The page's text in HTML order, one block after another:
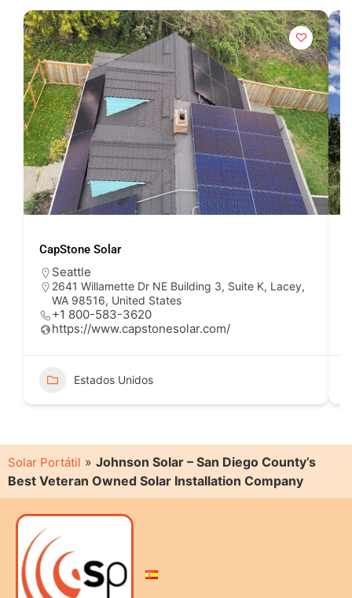
CapStone Solar
Seattle
2641 Willamette Dr NE Building 3, Suite K, Lacey,
WA 98516, United States
+1 800-583-3620
https://www.capstonesolar.com/
Estados Unidos
Solar Portátil » Johnson Solar – San Diego County’s
Best Veteran Owned Solar Installation Company